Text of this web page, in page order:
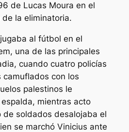
de Lucas Moura en el
la eliminatoria.
al fútbol en el
una de las principales
cuando cuatro policías
camuflados con los
palestinos le
mientras acto
de soldados desalojaba el
se marchó Vinicius ante